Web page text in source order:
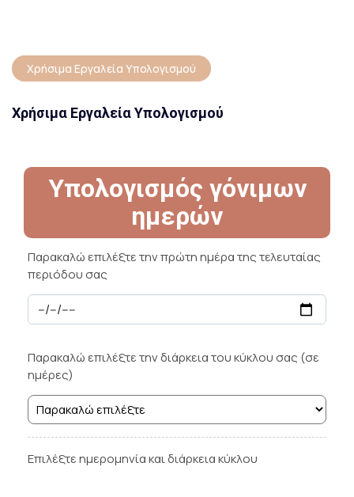
Χρήσιμα Εργαλεία Υπολογισμού
Χρήσιμα Εργαλεία Υπολογισμού
Υπολογισμός γόνιμων
ημερών
Παρακαλώ επιλέξτε την πρώτη ημέρα της τελευταίας
περιόδου σας
Παρακαλώ επιλέξτε την διάρκεια του κύκλου σας (σε
ημέρες)
Επιλέξτε ημερομηνία και διάρκεια κύκλου